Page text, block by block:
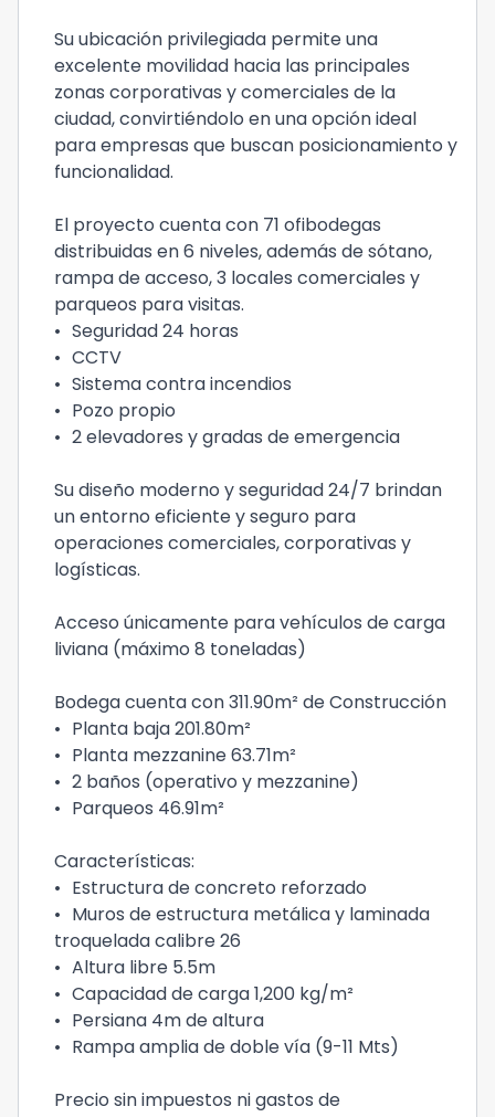
Su ubicación privilegiada permite una
excelente movilidad hacia las principales
zonas corporativas y comerciales de la
ciudad, convirtiéndolo en una opción ideal
para empresas que buscan posicionamiento y
funcionalidad.
El proyecto cuenta con 71 ofibodegas
distribuidas en 6 niveles, además de sótano,
rampa de acceso, 3 locales comerciales y
parqueos para visitas.
• Seguridad 24 horas
• CCTV
• Sistema contra incendios
• Pozo propio
• 2 elevadores y gradas de emergencia
Su diseño moderno y seguridad 24/7 brindan
un entorno eficiente y seguro para
operaciones comerciales, corporativas y
logísticas.
Acceso únicamente para vehículos de carga
liviana (máximo 8 toneladas)
Bodega cuenta con 311.90m² de Construcción
• Planta baja 201.80m²
• Planta mezzanine 63.71m²
• 2 baños (operativo y mezzanine)
• Parqueos 46.91m²
Características:
• Estructura de concreto reforzado
• Muros de estructura metálica y laminada
troquelada calibre 26
• Altura libre 5.5m
• Capacidad de carga 1,200 kg/m²
• Persiana 4m de altura
• Rampa amplia de doble vía (9-11 Mts)
Precio sin impuestos ni gastos de